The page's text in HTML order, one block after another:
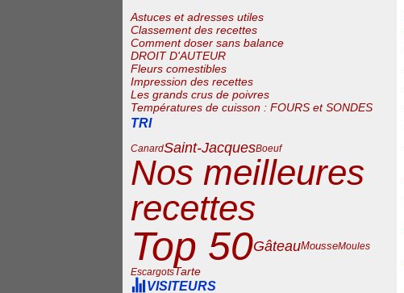
Astuces et adresses utiles
Classement des recettes
Comment doser sans balance
DROIT D'AUTEUR
Fleurs comestibles
Impression des recettes
Les grands crus de poivres
Températures de cuisson : FOURS et SONDES
TRI
CanardSaint-JacquesBoeuf
Nos meilleures
recettes
Top 50GâteauMousseMoules
EscargotsTarte
VISITEURS